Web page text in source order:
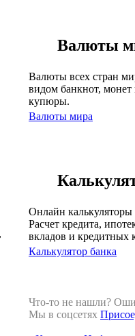
Валюты
Валюты всех стран
видом банкнот,
купюры.
Валюты мира
Онлайн
Расчет кредита,
вкладов и кредитных
Калькулятор банка
Что-то не нашли?
Мы в соцсетях